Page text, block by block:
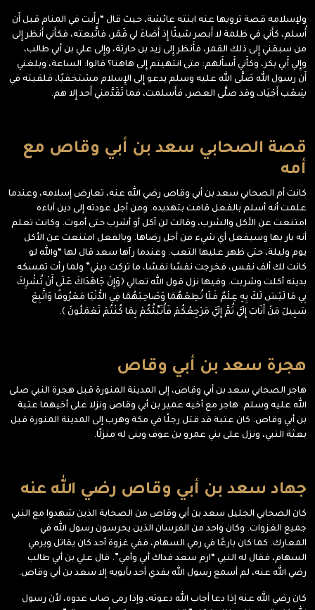
ولإسلامه قصة ترويها عنه ابنته عائشة، حيث قال “رأَيت في المنام قبل أَن
أُسلم، كأَني في ظلمة لا أَبصر شيئًا إِذ أَضاءَ لي قَمَر، فاتَّبعته، فكأَني أَنظر إِلى
من سبقني إِلى ذلك القمر، فأَنظر إِلى زيد بن حارثة، وإِلى علي بن أبي طالب،
وإِلي أَبي بكر، وكأَني أَسأَلهم: متى انتهيتم إِلى هاهنا؟ قالوا: الساعة، وبلغني
أَن رسول الله صَلَّى الله عليه وسلم يدعو إِلى الإِسلام مسْتخفيًا، فلقيته في
شِعْب أَجْيَاد، وقد صلَّى العصر، فأَسلمت، فما تَقَدَّمني أَحد إِلا هم.
قصة الصحابي سعد بن أبي وقاص مع
أمه
كانت أم الصحابي سعد بن أبي وقاص رضي الله عنه، تعارض إسلامه، وعندما
علمت أنه أسلم بالفعل قامت بتهديده. ومن أجل عودته إلى دين آباءه
امتنعت عن الأكل والشرب، وقالت لن آكل أو أشرب حتى أموت. وكانت تعلم
أنه بار بها وسيفعل أي شيء من أجل رضاها. وبالفعل امتنعت عن الأكل
يوم وليلة، حتى ظهر عليها التعب. وعندما رآها سعد قال لها “والله لو
كانت لك ألف نفس، فخرجت نفسًا نفسًا، ما تركت ديني” ولما رأت تمسكه
بدينه أكلت وشربت. وفيها نزل قول الله تعالي ﴿وَإِنْ جَاهَدَاكَ عَلَى أَنْ تُشْرِكَ
بِي مَا لَيْسَ لَكَ بِهِ عِلْمٌ فَلَا تُطِعْهُمَا وَصَاحِبْهُمَا فِي الدُّنْيَا مَعْرُوفًا وَاتَّبِعْ
سَبِيلَ مَنْ أَنَابَ إِلَيَّ ثُمَّ إِلَيَّ مَرْجِعُكُمْ فَأُنَبِّئُكُمْ بِمَا كُنْتُمْ تَعْمَلُونَ ﴾.
هجرة سعد بن أبي وقاص
هاجر الصحابي سعد بن أبي وقاص، إلى المدينة المنورة قبل هجرة النبي صلى
الله عليه وسلم. هاجر مع أخيه عمير بن أبي وقاص ونزلا على أخيهما عتبة
بن أبي وقاص. كان عتبة قد قتل رجلًا في مكة وهرب إلى المدينة المنورة قبل
بعثة النبي، ونزل على بني عمرو بن عوف وبنى له منزلًا.
جهاد سعد بن أبي وقاص رضي الله عنه
كان الصحابي الجليل سعد بن أبي وقاص من الصحابة الذين شهدوا مع النبي
جميع الغزوات. وكان واحد من الفرسان الذين يحرسون رسول الله في
المعارك. كما كان بارعًا في رمي السهام، ففي غزوة أحد كان يقاتل ويرمي
السهام، فقال له النبي “ارم سعد فداك أبي وأمي”. قال علي بن أبي طالب
رضي الله عنه، لم أسمع رسول الله يفدي أحد بأبويه إلا سعد بن أبي وقاص.
كان رضي الله عنه إذا دعا أجاب الله دعوته، وإذا رمى صاب عدوه، لأن رسول